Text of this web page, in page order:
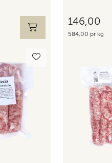
146,00
584,00 pr kg